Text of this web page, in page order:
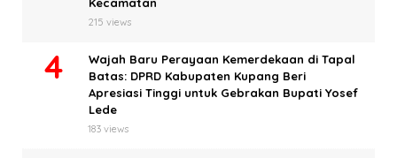
215 views
Wajah Baru Perayaan Kemerdekaan di Tapal
Batas: DPRD Kabupaten Kupang Beri
Apresiasi Tinggi untuk Gebrakan Bupati Yosef
Lede
183 views